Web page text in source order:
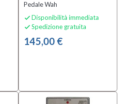
Pedale Wah
 Disponibilità immediata
 Spedizione gratuita
145,00 €